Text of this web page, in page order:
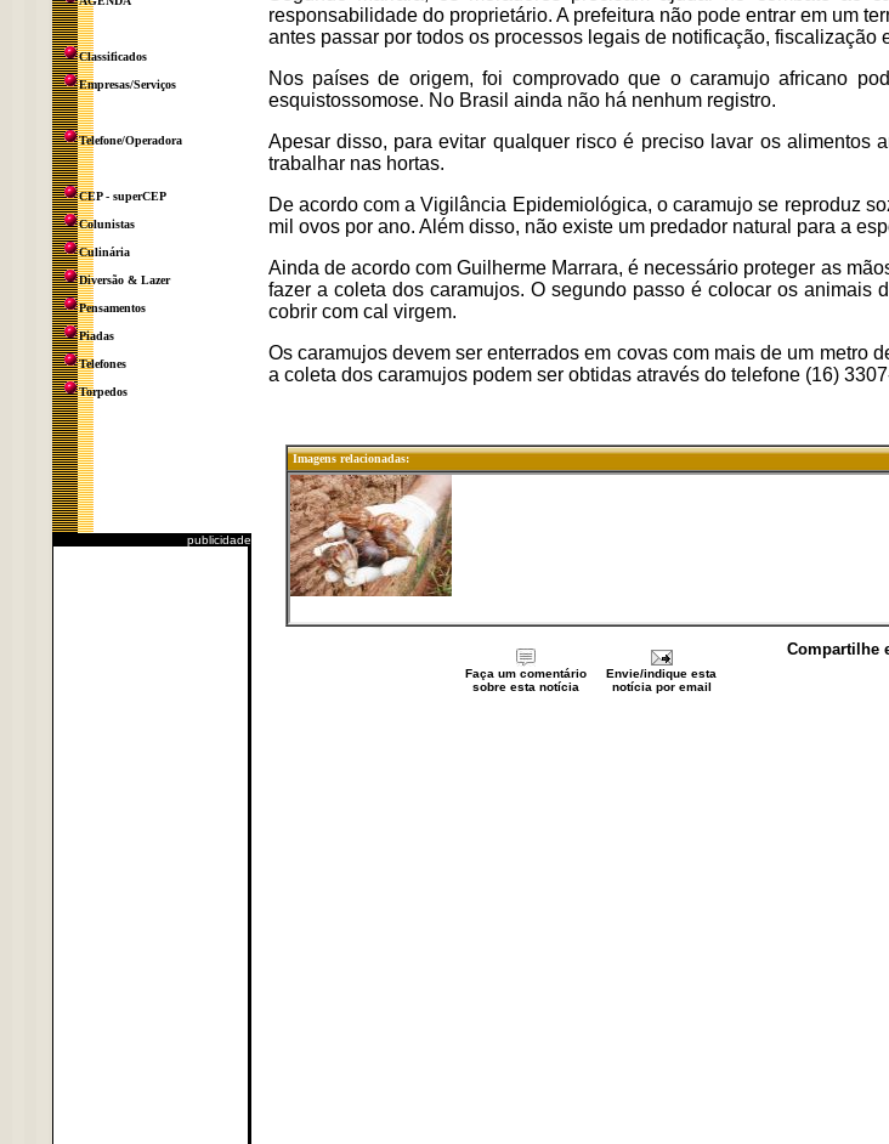
Classificados
Empresas/Serviços
Telefone/Operadora
CEP - superCEP
Colunistas
Culinária
Diversão & Lazer
Pensamentos
Piadas
Telefones
Torpedos
publicidade
responsabilidade do proprietário. A prefeitura não pode entrar em um
antes passar por todos os processos legais de notificação, fiscalização
Nos países de origem, foi comprovado que o caramujo africano
esquistossomose. No Brasil ainda não há nenhum registro.
Apesar disso, para evitar qualquer risco é preciso lavar os alimentos
trabalhar nas hortas.
De acordo com a Vigilância Epidemiológica, o caramujo se reproduz
mil ovos por ano. Além disso, não existe um predador natural para a
Ainda de acordo com Guilherme Marrara, é necessário proteger as
fazer a coleta dos caramujos. O segundo passo é colocar os animais
cobrir com cal virgem.
Os caramujos devem ser enterrados em covas com mais de um metro
a coleta dos caramujos podem ser obtidas através do telefone (16)
Imagens relacionadas:
Compartilhe
Faça um comentário
sobre esta notícia
Envie/indique esta
notícia por email